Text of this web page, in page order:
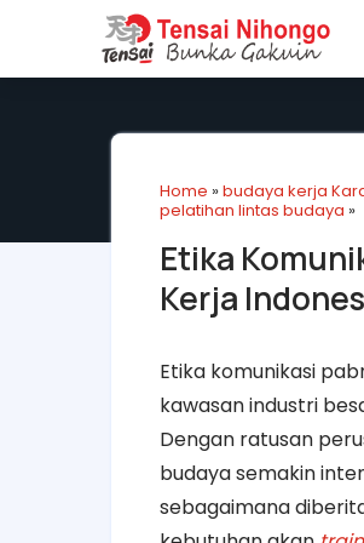
Home »budaya kerja
pelatihan lintas budaya »
Etika
Kerja
Etika komunikasi
kawasan industri
Dengan ratusan
budaya semakin
sebagaimana